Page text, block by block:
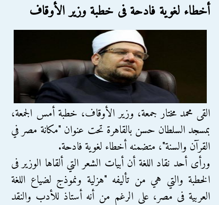
أخطاء لغوية فادحة فى خطبة وزير الأوقاف
القى محمد مختار جمعة، وزير الأوقاف، خطبة أمس الجمعة،
بمسجد السلطان حسن بالقاهرة تحت عنوان "مكانة مصر في
القرآن والسنة"، متضمنه أخطاء لغوية فادحة.
ورأى أحد نقاد اللغة أن أبيات الشعر التي ألقاها الوزير فى
الخطبة والتي هي من تأليفه "هزلية ونموذج لضياع اللغة
العربية فى مصر، على الرغم من أنه أستاذ للأدب والنقد